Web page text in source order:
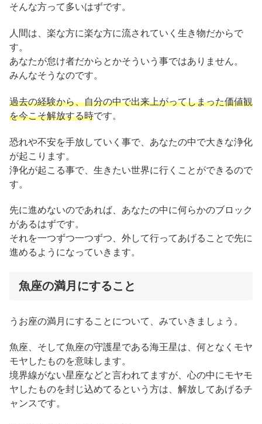
そんな方って多いはずです。
人間は、楽な方に楽な方に流されていく生き物だからで
す。
あなたが怠け者だからとかそういう事ではありません。
みんなそうなのです。
過去の経験から、自分の中で出来上がってしまった価値観
を今こそ解放する時です。
恐れや不安を手放していく事で、あなたの中で大きな浄化
が起こります。
浄化が起こる事で、生きたい世界に行くことができるので
す。
先に進めないのであれば、あなたの中に何らかのブロック
があるはずです。
それを一つずつ一つずつ、外して行ってあげることで先に
進めるようになっていきます。
魚座の満月にすること
うお座の満月にすることについて、みていきましょう。
魚座、そして魚座の守護星である海王星は、何となくモヤ
モヤしたものを意味します。
境界線がない星座などと言われてますが、心の中にモヤモ
ヤしたものを封じ込めてるという方は、解放してあげるチ
ャンスです。